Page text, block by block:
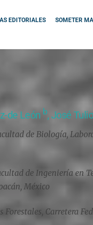
EDITORIALES SOMETER
de León b, José
de Biología,
de Ingeniería en
México
Carretera